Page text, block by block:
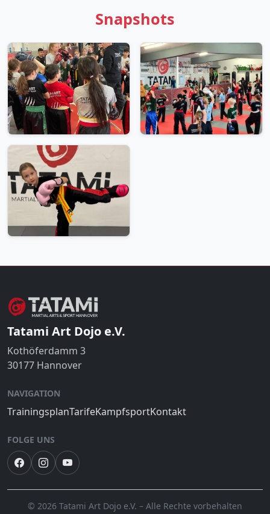
Snapshots
Tatami Art Dojo e.V.
Kothöferdamm 3
30177 Hannover
NAVIGATION
TrainingsplanTarifeKampfsportKontakt
FOLGE UNS
© 2026 Tatami Art Dojo e.V. – Alle Rechte vorbehalten